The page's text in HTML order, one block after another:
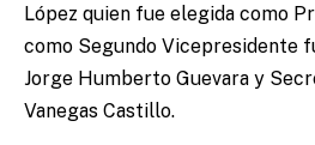
López quien fue elegida como
como Segundo Vicepresidente
Jorge Humberto Guevara y
Vanegas Castillo.